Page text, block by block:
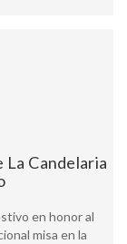
La Candelaria
en honor al
misa en la